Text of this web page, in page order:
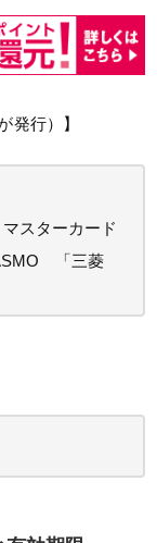
発行）】
スターカード
「三菱